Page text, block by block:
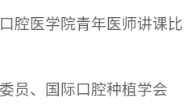
腔医学院青年医师讲课比
员、国际口腔种植学会